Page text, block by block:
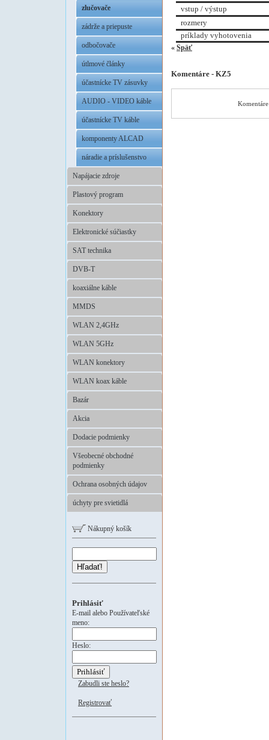
zlučovače
zádrže a priepuste
odbočovače
útlmové články
účastnícke TV zásuvky
AUDIO - VIDEO káble
účastnícke TV káble
komponenty ALCAD
náradie a príslušenstvo
Napájacie zdroje
Plastový program
Konektory
Elektronické súčiastky
SAT technika
DVB-T
koaxiálne káble
MMDS
WLAN 2,4GHz
WLAN 5GHz
WLAN konektory
WLAN koax káble
Bazár
Akcia
Dodacie podmienky
Všeobecné obchodné
podmienky
Ochrana osobných údajov
úchyty pre svietidlá
Nákupný košík
Hľadať!
Prihlásiť
E-mail alebo Používateľské
meno:
Heslo:
Zabudli ste heslo?
Registrovať
vstup / výstup
rozmery
príklady vyhotovenia
« Späť
Komentáre - KZ5